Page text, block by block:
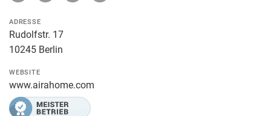
ADRESSE
Rudolfstr. 17
10245 Berlin
WEBSITE
www.airahome.com